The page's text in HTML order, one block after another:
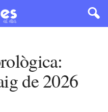
de 2026